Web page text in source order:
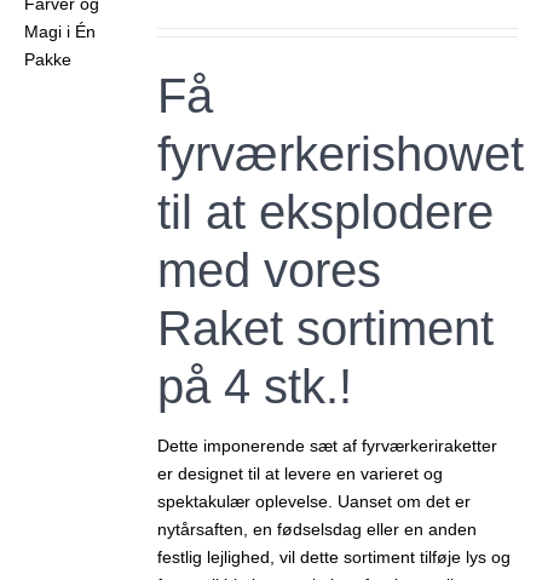
Få
fyrværkerishowet
til at eksplodere
med vores
Raket sortiment
på 4 stk.!
Dette imponerende sæt af fyrværkeriraketter
er designet til at levere en varieret og
spektakulær oplevelse. Uanset om det er
nytårsaften, en fødselsdag eller en anden
festlig lejlighed, vil dette sortiment tilføje lys og